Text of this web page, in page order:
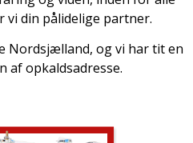
vi din pålidelige partner.
Nordsjælland, og vi har tit en
af opkaldsadresse.